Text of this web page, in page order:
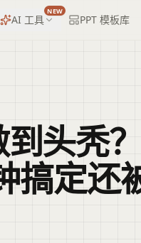
AI 工具
NEW
PPT 模板库
头秃
搞定还